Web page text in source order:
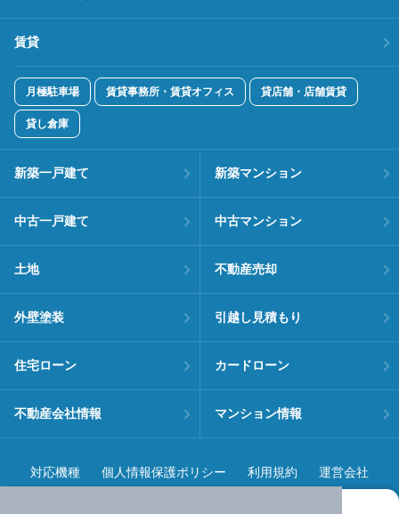
賃貸
月極駐車場 賃貸事務所・賃貸オフィス 貸店舗・店舗賃貸
貸し倉庫
新築一戸建て 新築マンション
中古一戸建て 中古マンション
土地 不動産売却
外壁塗装 引越し見積もり
住宅ローン カードローン
不動産会社情報 マンション情報
対応機種 個人情報保護ポリシー 利用規約 運営会社